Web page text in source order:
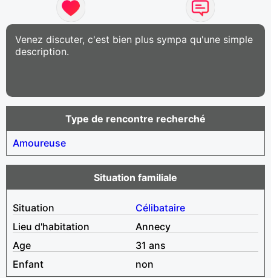
Venez discuter, c'est bien plus sympa qu'une simple
description.
Type de rencontre recherché
Amoureuse
Situation familiale
Situation
Célibataire
Lieu d'habitation
Annecy
Age
31 ans
Enfant
non